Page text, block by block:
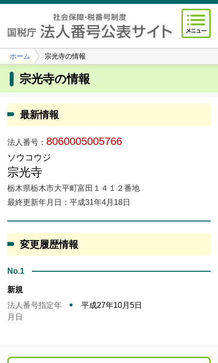
ホーム 宗光寺の情報
宗光寺の情報
最新情報
法人番号： 8060005005766
ソウコウジ
宗光寺
栃木県栃木市大平町富田１４１２番地
最終更新年月日：平成31年4月18日
変更履歴情報
No.1
新規
法人番号指定年
月日
平成27年10月5日